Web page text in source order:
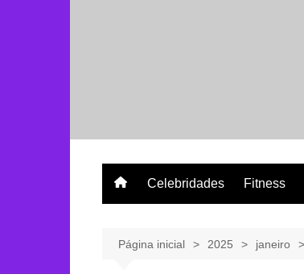
Celebridades Fitness
Página inicial 2025 janeiro